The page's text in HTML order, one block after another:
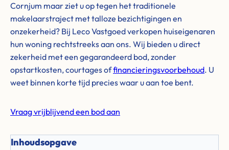
Cornjum maar ziet u op tegen het traditionele
makelaarstraject met talloze bezichtigingen en
onzekerheid? Bij Leco Vastgoed verkopen huiseigenaren
hun woning rechtstreeks aan ons. Wij bieden u direct
zekerheid met een gegarandeerd bod, zonder
opstartkosten, courtages offinancieringsvoorbehoud. U
weet binnen korte tijd precies waar u aan toe bent.
Vraag vrijblijvend een bod aan
Inhoudsopgave